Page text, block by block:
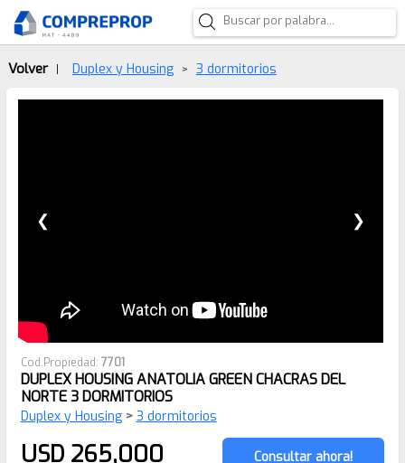
Volver| Duplex y Housing> 3 dormitorios
❮ ❯
Cod.Propiedad: 7701
DUPLEX HOUSING ANATOLIA GREEN CHACRAS DEL
NORTE 3 DORMITORIOS
Duplex y Housing> 3 dormitorios
USD 265,000 Consultar ahora!